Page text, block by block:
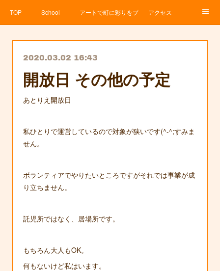
TOP School アートで町に彩りをプロジェクト
アクセス
2020.03.02 16:43
開放日 その他の予定
あとりえ開放日
私ひとりで運営しているので対象が狭いです(^-^;すみま
せん。
ボランティアでやりたいところですがそれでは事業が成
り立ちません。
託児所ではなく、居場所です。
もちろん大人もOK。
何もないけど私はいます。